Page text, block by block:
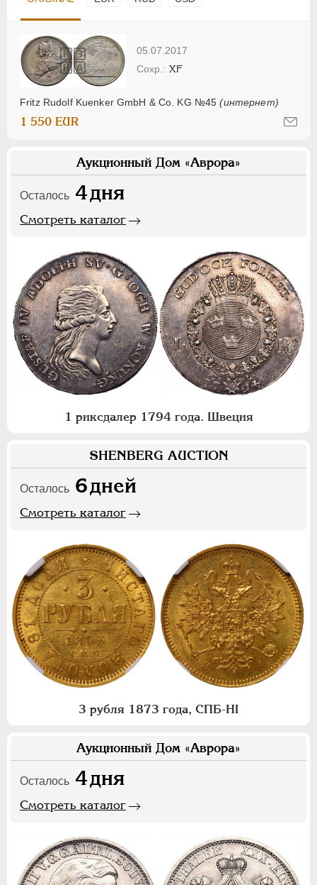
05.07.2017
Fritz Rudolf Kuenker GmbH & Co. KG №45(интернет)
XF
1 550 EUR
Аукционный Дом «Аврора»
Осталось 4дня
Смотреть каталог
1 риксдалер 1794 года. Швеция
SHENBERG AUCTION
Осталось 6дней
Смотреть каталог
3 рубля 1873 года, СПБ-НI
Аукционный Дом «Аврора»
Осталось 4дня
Смотреть каталог